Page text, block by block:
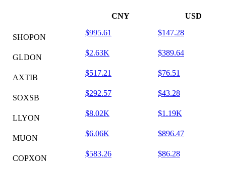
CNY USD
SHOPON
$995.61 $147.28
GLDON
$2.63K $389.64
AXTIB
$517.21 $76.51
SOXSB
$292.57 $43.28
LLYON
$8.02K $1.19K
MUON
$6.06K $896.47
COPXON
$583.26 $86.28